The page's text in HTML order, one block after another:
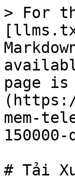
> For
page is
mem-
# Tải